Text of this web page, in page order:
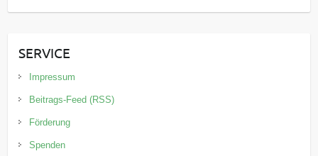
SERVICE
Impressum
Beitrags-Feed (RSS)
Förderung
Spenden